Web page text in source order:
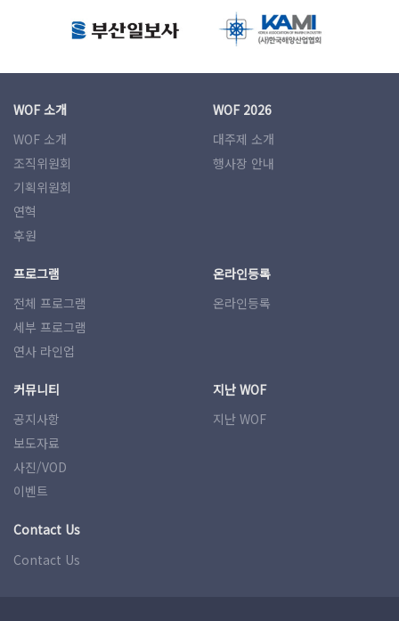
WOF 소개
WOF 소개
조직위원회
기획위원회
연혁
후원
WOF 2026
대주제 소개
행사장 안내
프로그램
전체 프로그램
세부 프로그램
연사 라인업
온라인등록
온라인등록
커뮤니티
공지사항
보도자료
사진/VOD
이벤트
지난 WOF
지난 WOF
Contact Us
Contact Us